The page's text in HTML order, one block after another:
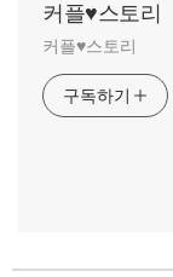
커플♥스토리
커플♥스토리
구독하기